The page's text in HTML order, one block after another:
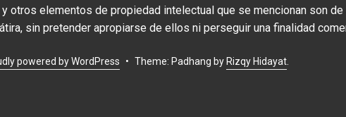
otros elementos de propiedad intelectual que se mencionan son
sin pretender apropiarse de ellos ni perseguir una finalidad
powered by WordPress • Theme: Padhang by Rizqy Hidayat.